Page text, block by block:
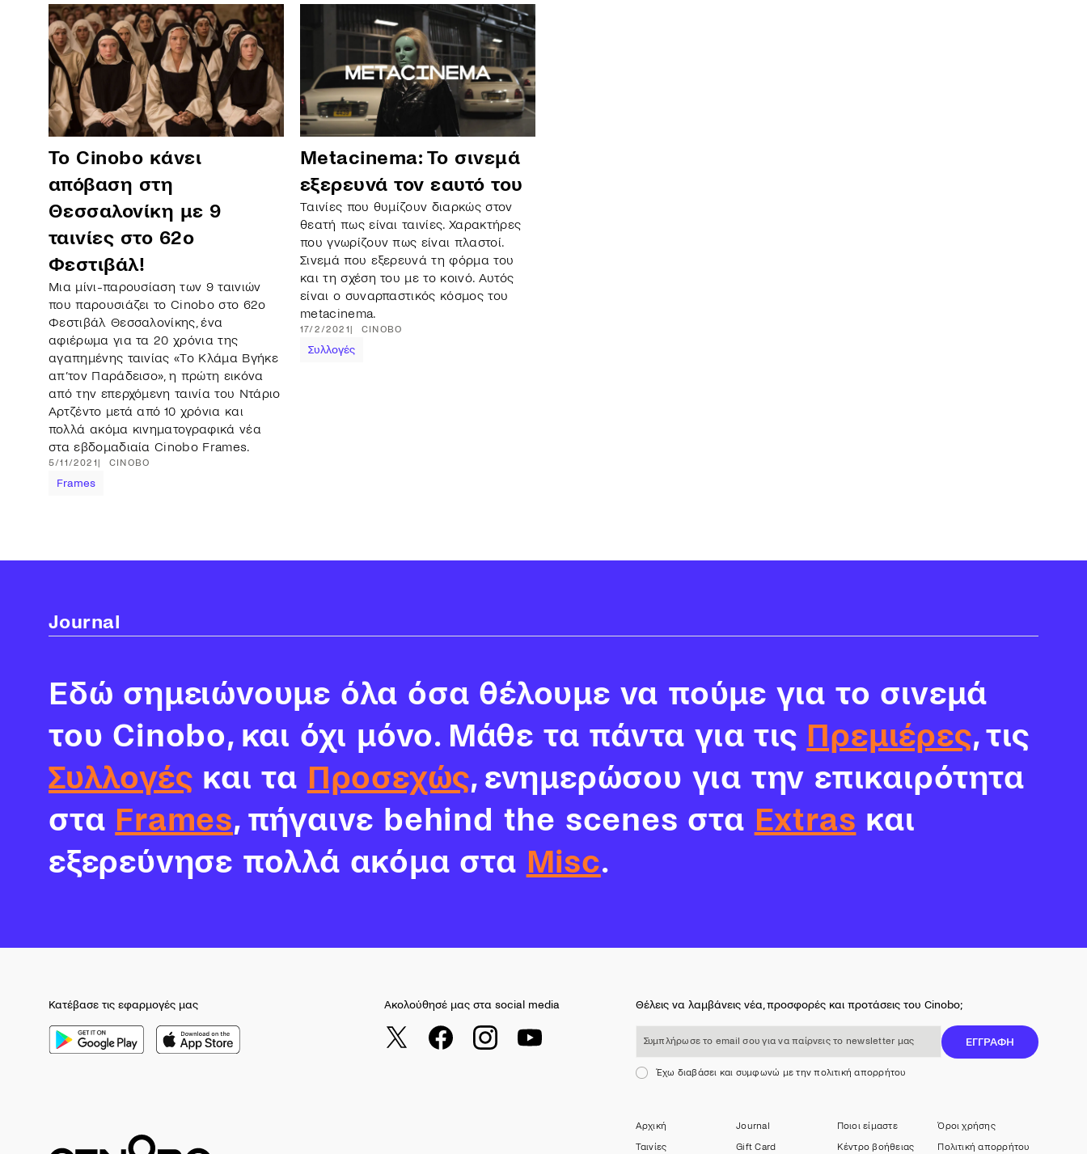
Το Cinobo κάνει
απόβαση στη
Θεσσαλονίκη με 9
ταινίες στο 62ο
Φεστιβάλ!
Μια μίνι-παρουσίαση των 9 ταινιών
που παρουσιάζει το Cinobo στο 62o
Φεστιβάλ Θεσσαλονίκης, ένα
αφιέρωμα για τα 20 χρόνια της
αγαπημένης ταινίας «Το Κλάμα Βγήκε
απ’τον Παράδεισο», η πρώτη εικόνα
από την επερχόμενη ταινία του Ντάριο
Αρτζέντο μετά από 10 χρόνια και
πολλά ακόμα κινηματογραφικά νέα
στα εβδομαδιαία Cinobo Frames.
5/11/2021 CINOBO
Frames
Metacinema: Το σινεμά
εξερευνά τον εαυτό του
Ταινίες που θυμίζουν διαρκώς στον
θεατή πως είναι ταινίες. Χαρακτήρες
που γνωρίζουν πως είναι πλαστοί.
Σινεμά που εξερευνά τη φόρμα του
και τη σχέση του με το κοινό. Αυτός
είναι ο συναρπαστικός κόσμος του
metacinema.
17/2/2021 CINOBO
Συλλογές
Journal
Εδώ σημειώνουμε όλα όσα θέλουμε να πούμε για το σινεμά
του Cinobo, και όχι μόνο. Μάθε τα πάντα για τις Πρεμιέρες, τις
Συλλογές και τα Προσεχώς, ενημερώσου για την επικαιρότητα
στα Frames, πήγαινε behind the scenes στα Extras και
εξερεύνησε πολλά ακόμα στα Misc.
Κατέβασε τις εφαρμογές μας Ακολούθησέ μας στα social media Θέλεις να λαμβάνεις νέα, προσφορές και προτάσεις του Cinobo;
ΕΓΓΡΑΦΗ
Έχω διαβάσει και συμφωνώ με την πολιτική απορρήτου
Αρχική
Ταινίες
Journal
Gift Card
Ποιοι είμαστε
Κέντρο βοήθειας
Όροι χρήσης
Πολιτική απορρήτου